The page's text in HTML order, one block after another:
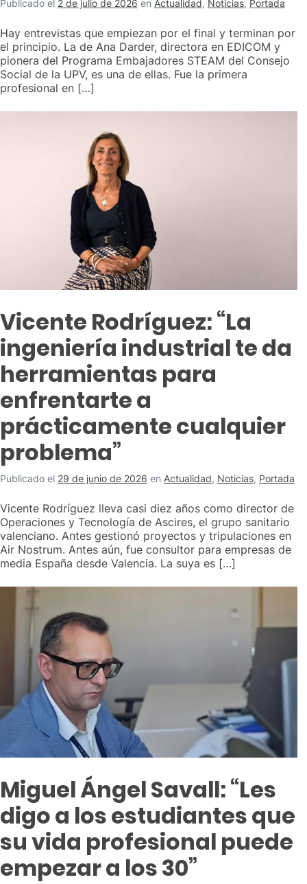
Publicado el 2 de julio de 2026 en Actualidad, Noticias, Portada
Hay entrevistas que empiezan por el final y terminan por
el principio. La de Ana Darder, directora en EDICOM y
pionera del Programa Embajadores STEAM del Consejo
Social de la UPV, es una de ellas. Fue la primera
profesional en […]
Vicente Rodríguez: “La
ingeniería industrial te da
herramientas para
enfrentarte a
prácticamente cualquier
problema”
Publicado el 29 de junio de 2026 en Actualidad, Noticias, Portada
Vicente Rodríguez lleva casi diez años como director de
Operaciones y Tecnología de Ascires, el grupo sanitario
valenciano. Antes gestionó proyectos y tripulaciones en
Air Nostrum. Antes aún, fue consultor para empresas de
media España desde Valencia. La suya es […]
Miguel Ángel Savall: “Les
digo a los estudiantes que
su vida profesional puede
empezar a los 30”